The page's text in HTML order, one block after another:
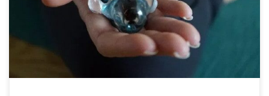
rzeczy. W ciągu ostatniej dekady w każdym kraju, w
którym rekreacyjna marihuana jest legalna, zaczęły